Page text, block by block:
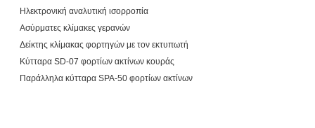
Ηλεκτρονική αναλυτική ισορροπία
Ασύρματες κλίμακες γερανών
Δείκτης κλίμακας φορτηγών με τον εκτυπωτή
Κύτταρα SD-07 φορτίων ακτίνων κουράς
Παράλληλα κύτταρα SPA-50 φορτίων ακτίνων